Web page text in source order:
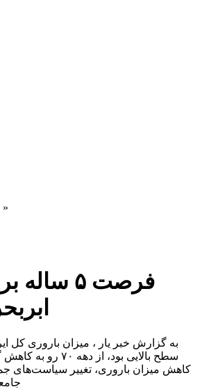
»
فرصت ۵
به گزارش خبر یار ، میزان باروری کل
سطح بالایی بود، از
کاهش میزان باروری، تغییر سیاست‌های